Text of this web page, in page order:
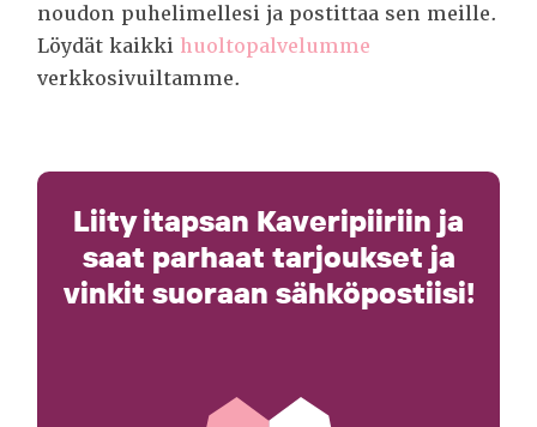
noudon puhelimellesi ja postittaa sen meille.
Löydät kaikki huoltopalvelumme
verkkosivuiltamme.
Liity itapsan Kaveripiiriin ja
saat parhaat tarjoukset ja
vinkit suoraan sähköpostiisi!